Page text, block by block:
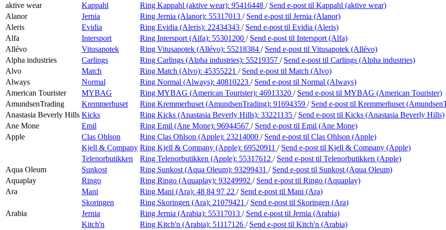
aktive wear
Kappahl Ring Kappahl (aktive wear): 95416448 / Send e-post til Kappahl (aktive wear)
Alanor
Jernia Ring Jernia (Alanor): 55317013 / Send e-post til Jernia (Alanor)
Aleris
Evidia Ring Evidia (Aleris): 22434343 / Send e-post til Evidia (Aleris)
Alfa
Intersport Ring Intersport (Alfa): 55301200 / Send e-post til Intersport (Alfa)
Allévo
Vitusapotek Ring Vitusapotek (Allévo): 55218384 / Send e-post til Vitusapotek (Allévo)
Alpha industries
Carlings Ring Carlings (Alpha industries): 55219357 / Send e-post til Carlings (Alpha industries)
Alvo
Match Ring Match (Alvo): 45355221 / Send e-post til Match (Alvo)
Always
Normal Ring Normal (Always): 40810223 / Send e-post til Normal (Always)
American Tourister
MYBAG Ring MYBAG (American Tourister): 46913320 / Send e-post til MYBAG (American Tourister)
AmundsenTrading
Kremmerhuset Ring Kremmerhuset (AmundsenTrading): 91694359 / Send e-post til Kremmerhuset
Anastasia Beverly Hills Kicks Ring Kicks (Anastasia Beverly Hills): 33221135 / Send e-post til Kicks (Anastasia Beverly Hills)
Ane Mone
Emil Ring Emil (Ane Mone): 96944567 / Send e-post til Emil (Ane Mone)
Apple
Clas Ohlson Ring Clas Ohlson (Apple): 23214000 / Send e-post til Clas Ohlson (Apple)
Kjell & Company Ring Kjell & Company (Apple): 69520911 / Send e-post til Kjell & Company (Apple)
Telenorbutikken
Ring Telenorbutikken (Apple): 55317612 / Send e-post til Telenorbutikken (Apple)
Aqua Oleum
Sunkost Ring Sunkost (Aqua Oleum): 93299431 / Send e-post til Sunkost (Aqua Oleum)
Aquaplay
Ringo Ring Ringo (Aquaplay): 93249992 / Send e-post til Ringo (Aquaplay)
Ara
Mani Ring Mani (Ara): 48 84 97 22 / Send e-post til Mani (Ara)
Skoringen
Ring Skoringen (Ara): 21079421 / Send e-post til Skoringen (Ara)
Arabia
Jernia Ring Jernia (Arabia): 55317013 / Send e-post til Jernia (Arabia)
Kitch'n
Ring Kitch'n (Arabia): 51117126 / Send e-post til Kitch'n (Arabia)